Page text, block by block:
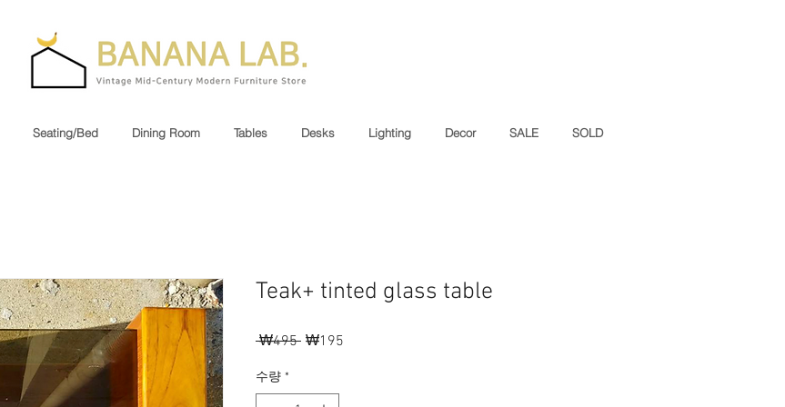
Seating/Bed Dining Room Tables Desks Lighting Decor SALE SOLD
Teak+ tinted glass table
₩495 일₩195
수량 *